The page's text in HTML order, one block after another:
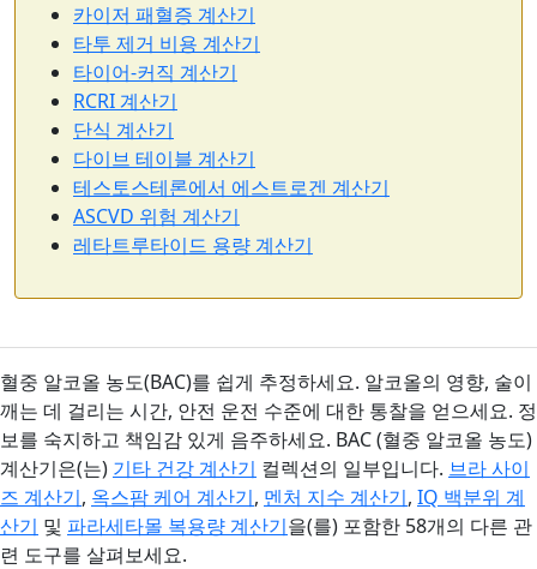
카이저 패혈증 계산기
타투 제거 비용 계산기
타이어-커직 계산기
RCRI 계산기
단식 계산기
다이브 테이블 계산기
테스토스테론에서 에스트로겐 계산기
ASCVD 위험 계산기
레타트루타이드 용량 계산기
혈중 알코올 농도(BAC)를 쉽게 추정하세요. 알코올의 영향, 술이
깨는 데 걸리는 시간, 안전 운전 수준에 대한 통찰을 얻으세요. 정
보를 숙지하고 책임감 있게 음주하세요. BAC (혈중 알코올 농도)
계산기은(는) 기타 건강 계산기 컬렉션의 일부입니다. 브라 사이
즈 계산기, 옥스팜 케어 계산기, 멘처 지수 계산기, IQ 백분위 계
산기 및 파라세타몰 복용량 계산기을(를) 포함한 58개의 다른 관
련 도구를 살펴보세요.